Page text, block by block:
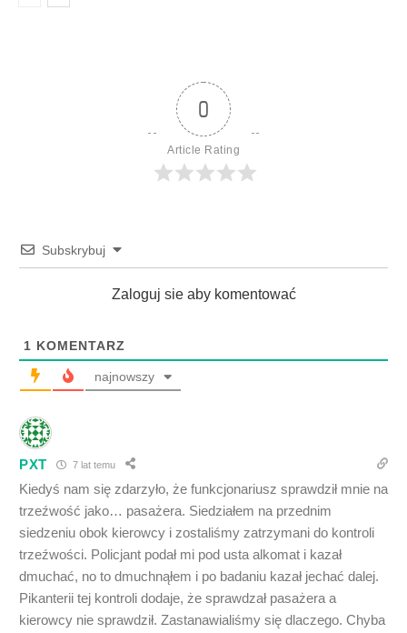
0
Article Rating
Subskrybuj
Zaloguj sie aby komentować
1 KOMENTARZ
najnowszy
PXT 7 lat temu
Kiedyś nam się zdarzyło, że funkcjonariusz sprawdził mnie na
trzeźwość jako… pasażera. Siedziałem na przednim
siedzeniu obok kierowcy i zostaliśmy zatrzymani do kontroli
trzeźwości. Policjant podał mi pod usta alkomat i kazał
dmuchać, no to dmuchnąłem i po badaniu kazał jechać dalej.
Pikanterii tej kontroli dodaje, że sprawdzał pasażera a
kierowcy nie sprawdził. Zastanawialiśmy się dlaczego. Chyba